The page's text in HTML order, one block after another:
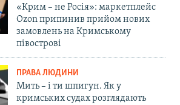
«Крим – не Росія»: маркетплейс
Ozon припинив прийом нових
замовлень на Кримському
півострові
ПРАВА ЛЮДИНИ
Мить – і ти шпигун. Як у
кримських судах розглядають